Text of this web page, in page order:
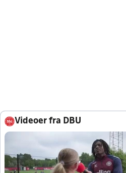
Videoer fra DBU